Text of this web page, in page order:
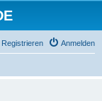
Anmelden
Registrieren